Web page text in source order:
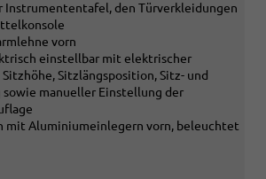
Instrumententafel, den Türverkleidungen
vorn
einstellbar mit elektrischer
Sitzlängsposition, Sitz- und
sowie manueller Einstellung der
mit Aluminiumeinlegern vorn, beleuchtet